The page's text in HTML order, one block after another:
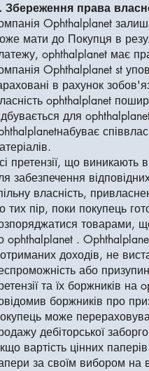
Збереження права
Ophthalplanet
мати до Покупця в
ophthalplanet має
Ophthalplanet st
в рахунок
ophthalplanet
для
претензії, що виникають
забезпечення
власність,
тих пір, поки покупець
товарами,
ophthalplanet .
доходів, не
або
та їх боржників
боржників про
може
дебіторської
вартість цінних
за своїм вибором на